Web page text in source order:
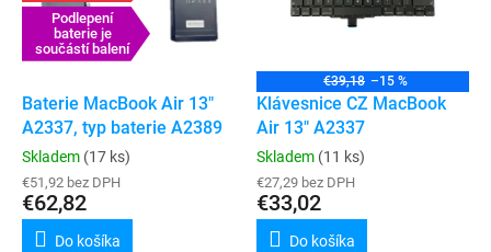
Podlepení
baterie je
součástí balení
Baterie MacBook Air 13"
A2337, typ baterie A2389
Skladem (17 ks)
€51,92 bez DPH
€62,82
Do košíka
€39,18 –15 %
Klávesnice CZ MacBook
Air 13" A2337
Skladem (11 ks)
€27,29 bez DPH
€33,02
Do košíka